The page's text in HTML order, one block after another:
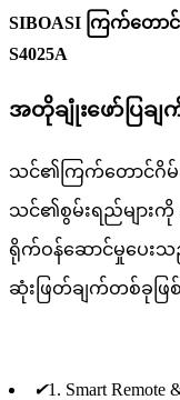
SIBOASI ကြက်တေ
S4025A
အတိုချုံးဖော်ပြချ
သင်၏ကြက်တောင်ဂိ
သင်၏စွမ်းရည်များ
ရိုက်ဝန်ဆောင်မှုပေးသ
ဆုံးဖြတ်ချက်တစ်ခုဖ
✔1. Smart